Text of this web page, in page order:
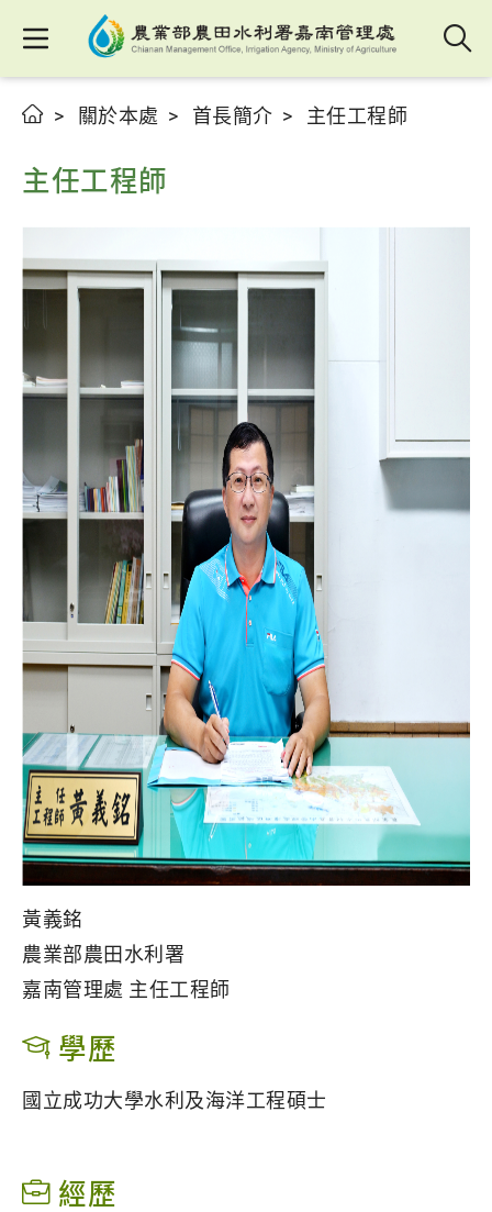
關於本處 首長簡介 主任工程師
主任工程師
黃義銘
農業部農田水利署
嘉南管理處 主任工程師
學歷
國立成功大學水利及海洋工程碩士
經歷